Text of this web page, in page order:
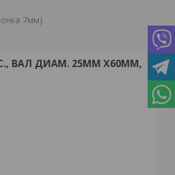
7мм)
ВАЛ ДИАМ. 25ММ Х60ММ,